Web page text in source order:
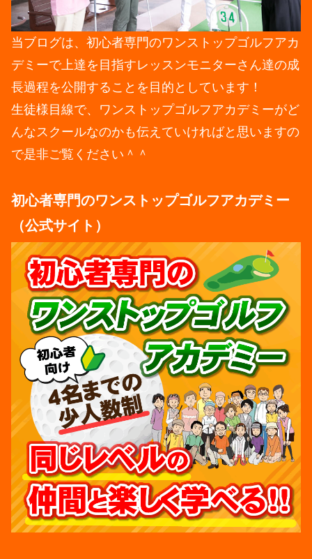
当ブログは、初心者専門のワンストップゴルフアカ
デミーで上達を目指すレッスンモニターさん達の成
長過程を公開することを目的としています！
生徒様目線で、ワンストップゴルフアカデミーがど
んなスクールなのかも伝えていければと思いますの
で是非ご覧ください＾＾
初心者専門のワンストップゴルフアカデミー
（公式サイト）